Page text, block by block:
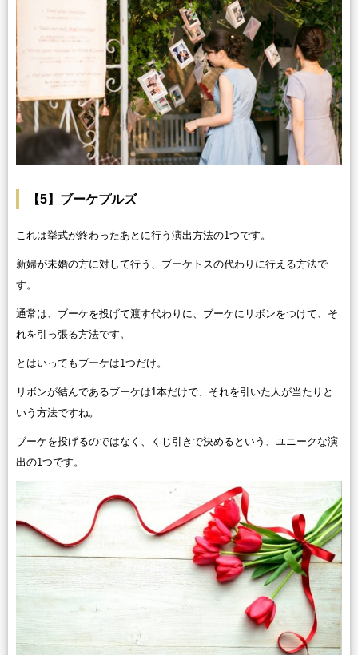
【5】ブーケプルズ
これは挙式が終わったあとに行う演出方法の1つです。
新婦が未婚の方に対して行う、ブーケトスの代わりに行える方法で
す。
通常は、ブーケを投げて渡す代わりに、ブーケにリボンをつけて、そ
れを引っ張る方法です。
とはいってもブーケは1つだけ。
リボンが結んであるブーケは1本だけで、それを引いた人が当たりと
いう方法ですね。
ブーケを投げるのではなく、くじ引きで決めるという、ユニークな演
出の1つです。